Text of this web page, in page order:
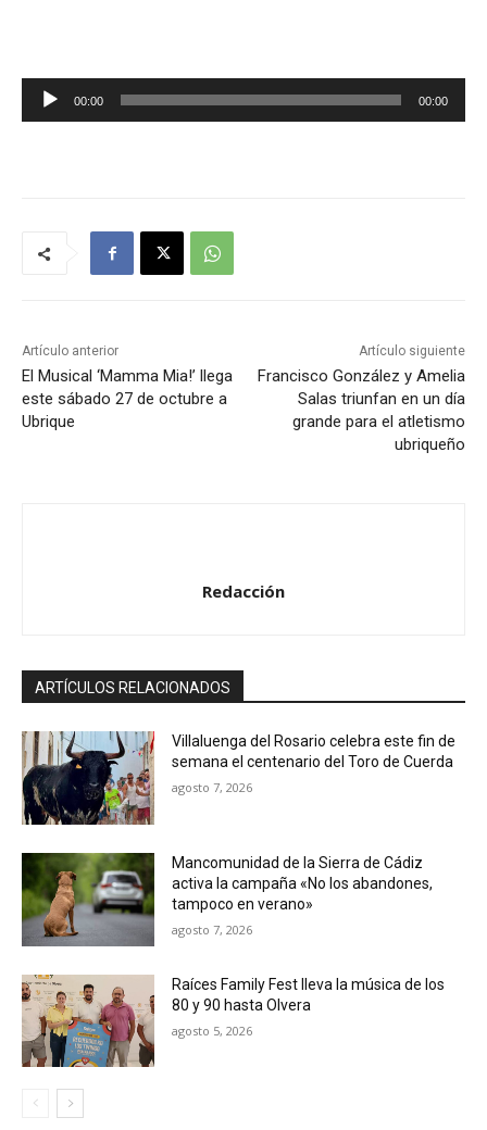
e
o
r
d
e
00:00 00:00
Artículo anterior
El Musical ‘Mamma Mia!’ llega
este sábado 27 de octubre a
Ubrique
Artículo siguiente
Francisco González y Amelia
Salas triunfan en un día
grande para el atletismo
ubriqueño
Redacción
ARTÍCULOS RELACIONADOS
Villaluenga del Rosario celebra este fin de
semana el centenario del Toro de Cuerda
agosto 7, 2026
Mancomunidad de la Sierra de Cádiz
activa la campaña «No los abandones,
tampoco en verano»
agosto 7, 2026
Raíces Family Fest lleva la música de los
80 y 90 hasta Olvera
agosto 5, 2026